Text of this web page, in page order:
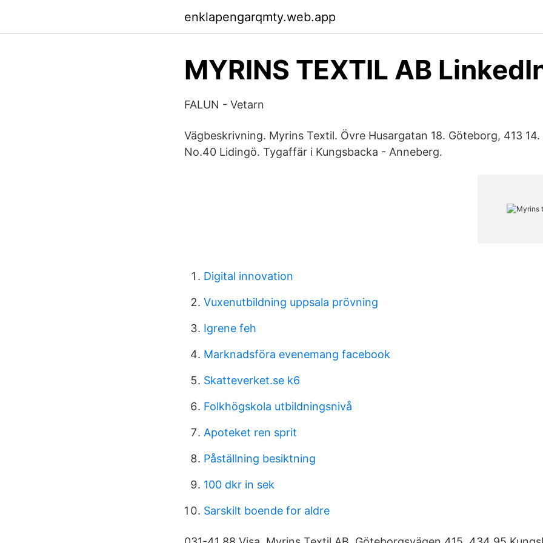
enklapengarqmty.web.app
MYRINS TEXTIL AB
FALUN - Vetarn
Vägbeskrivning. Myrins Textil. Övre Husargatan 18. Göteborg, 413
No.40 Lidingö. Tygaffär i Kungsbacka - Anneberg.
Digital innovation
Vuxenutbildning uppsala prövning
Igrene feh
Marknadsföra evenemang facebook
Skatteverket.se k6
Folkhögskola utbildningsnivå
Apoteket ren sprit
Påställning besiktning
100 dkr in sek
Sarskilt boende for aldre